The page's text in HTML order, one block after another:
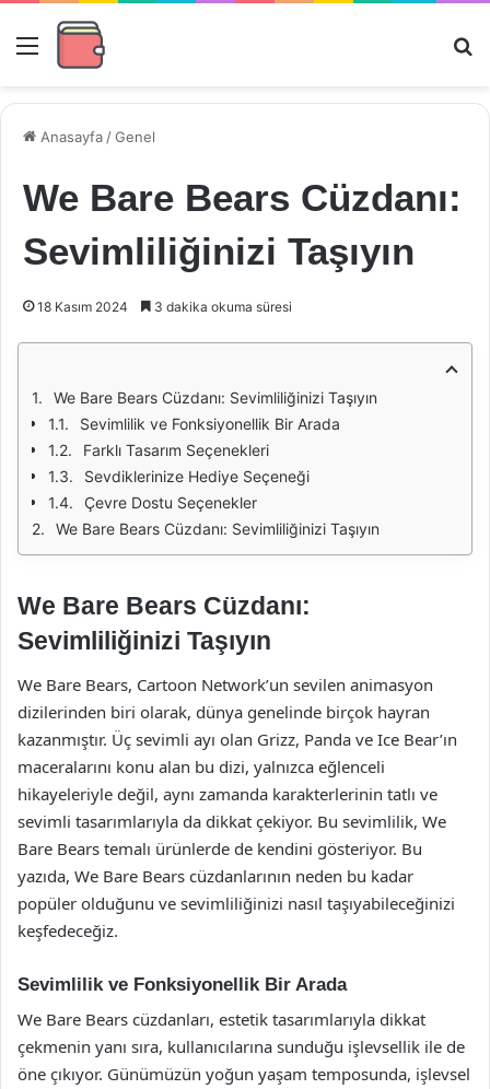
Menü
Anasayfa /Genel
We Bare Bears Cüzdanı:
Sevimliliğinizi Taşıyın
18 Kasım 2024 3 dakika okuma süresi
We Bare Bears Cüzdanı: Sevimliliğinizi Taşıyın
Sevimlilik ve Fonksiyonellik Bir Arada
Farklı Tasarım Seçenekleri
Sevdiklerinize Hediye Seçeneği
Çevre Dostu Seçenekler
We Bare Bears Cüzdanı: Sevimliliğinizi Taşıyın
We Bare Bears Cüzdanı:
Sevimliliğinizi Taşıyın
We Bare Bears, Cartoon Network’un sevilen animasyon
dizilerinden biri olarak, dünya genelinde birçok hayran
kazanmıştır. Üç sevimli ayı olan Grizz, Panda ve Ice Bear’ın
maceralarını konu alan bu dizi, yalnızca eğlenceli
hikayeleriyle değil, aynı zamanda karakterlerinin tatlı ve
sevimli tasarımlarıyla da dikkat çekiyor. Bu sevimlilik, We
Bare Bears temalı ürünlerde de kendini gösteriyor. Bu
yazıda, We Bare Bears cüzdanlarının neden bu kadar
popüler olduğunu ve sevimliliğinizi nasıl taşıyabileceğinizi
keşfedeceğiz.
Sevimlilik ve Fonksiyonellik Bir Arada
We Bare Bears cüzdanları, estetik tasarımlarıyla dikkat
çekmenin yanı sıra, kullanıcılarına sunduğu işlevsellik ile de
öne çıkıyor. Günümüzün yoğun yaşam temposunda, işlevsel